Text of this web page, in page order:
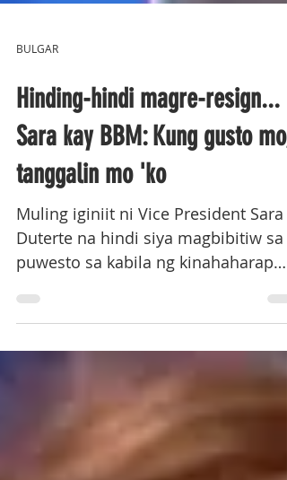
BULGAR
Hinding-hindi magre-resign...
Sara kay BBM: Kung gusto mo,
tanggalin mo 'ko
Muling iginiit ni Vice President Sara
Duterte na hindi siya magbibitiw sa